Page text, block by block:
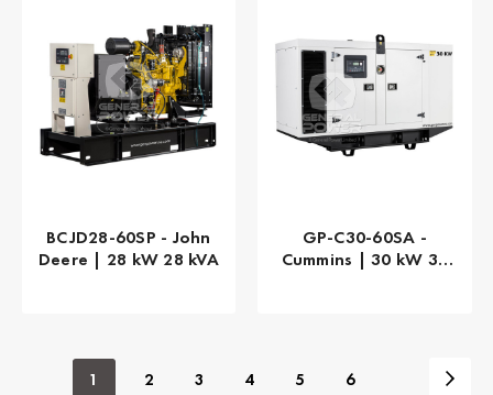
BCJD28-60SP - John
Deere | 28 kW 28 kVA
GP-C30-60SA -
Cummins | 30 kW 38
1 2 3 4 5 6